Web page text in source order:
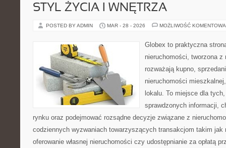
STYL ŻYCIA I WNĘTRZA
POSTED BY ADMIN MAR - 28 - 2026 MOŻLIWOŚĆ
Globex to praktyczna
nieruchomości, tworzona
rozważają kupno,
nieruchomości
lokalu. To miejsce dla
sprawdzonych informacji,
rynku oraz podejmować rozsądne decyzje związane z
codziennych wyzwaniach towarzyszących transakcjom takim jak
oferowanie własnej nieruchomości czy udostępnianie za opłatą